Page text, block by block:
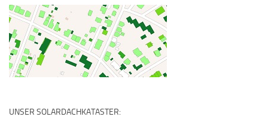
UNSER SOLARDACHKATASTER: